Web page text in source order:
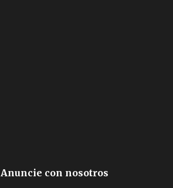
Anuncie con nosotros